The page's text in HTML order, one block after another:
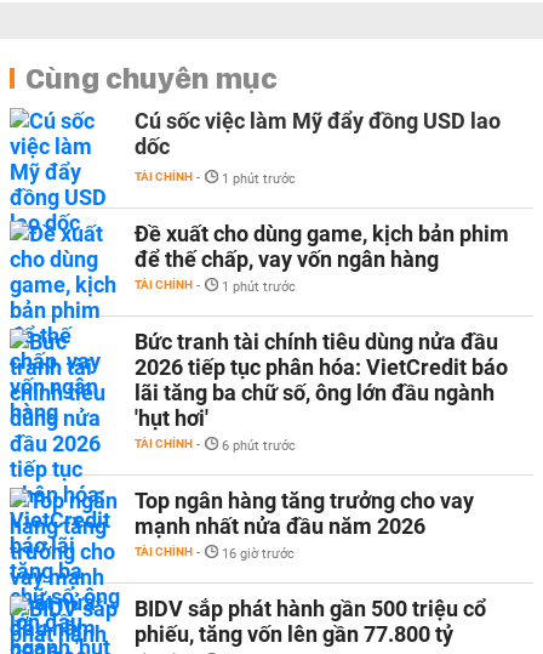
Cùng chuyên mục
Cú sốc việc làm Mỹ đẩy đồng USD lao
dốc
TÀI CHÍNH - 1 phút trước
Đề xuất cho dùng game, kịch bản phim
để thế chấp, vay vốn ngân hàng
TÀI CHÍNH - 1 phút trước
Bức tranh tài chính tiêu dùng nửa đầu
2026 tiếp tục phân hóa: VietCredit báo
lãi tăng ba chữ số, ông lớn đầu ngành
'hụt hơi'
TÀI CHÍNH - 6 phút trước
Top ngân hàng tăng trưởng cho vay
mạnh nhất nửa đầu năm 2026
TÀI CHÍNH - 16 giờ trước
BIDV sắp phát hành gần 500 triệu cổ
phiếu, tăng vốn lên gần 77.800 tỷ